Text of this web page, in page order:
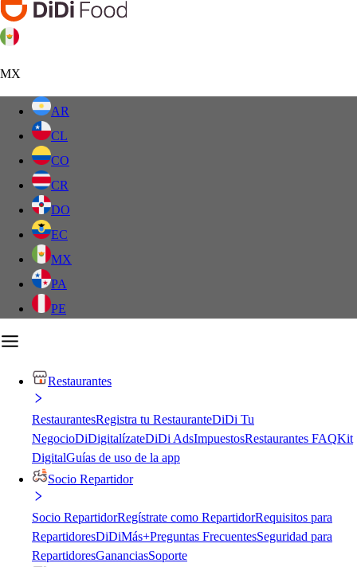
MX
AR
CL
CO
CR
DO
EC
MX
PA
PE
Restaurantes
RestaurantesRegistra tu RestauranteDiDi Tu
NegocioDiDigitalízateDiDi AdsImpuestosRestaurantes FAQKit
DigitalGuías de uso de la app
Socio Repartidor
Socio RepartidorRegístrate como RepartidorRequisitos para
RepartidoresDiDiMás+Preguntas FrecuentesSeguridad para
RepartidoresGananciasSoporte